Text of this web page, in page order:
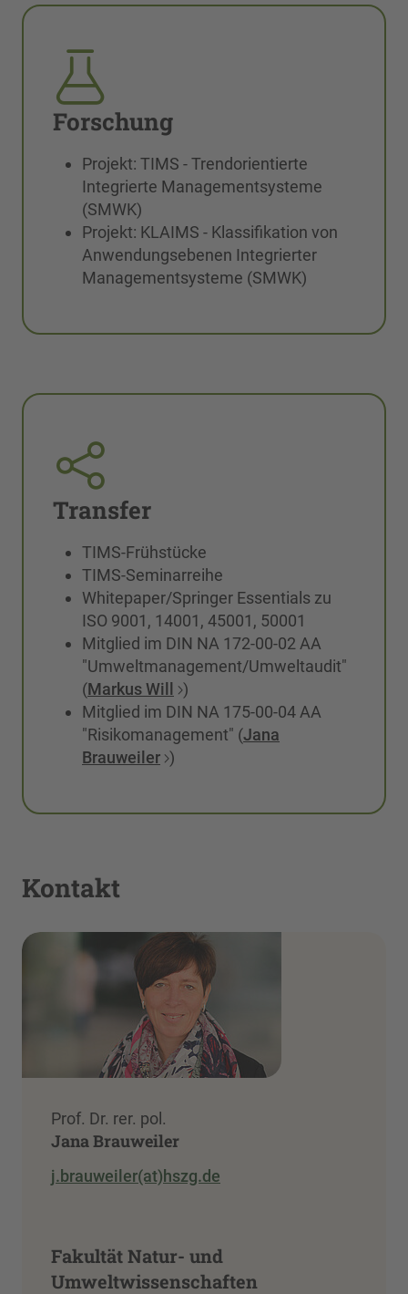
Forschung
Projekt: TIMS - Trendorientierte
Integrierte Managementsysteme
(SMWK)
Projekt: KLAIMS - Klassifikation von
Anwendungsebenen Integrierter
Managementsysteme (SMWK)
Transfer
TIMS-Frühstücke
TIMS-Seminarreihe
Whitepaper/Springer Essentials zu
ISO 9001, 14001, 45001, 50001
Mitglied im DIN NA 172-00-02 AA
"Umweltmanagement/Umweltaudit"
(Markus Will
)
Mitglied im DIN NA 175-00-04 AA
"Risikomanagement" (Jana
Brauweiler )
Kontakt
Prof. Dr. rer. pol.
Jana Brauweiler
j.brauweiler(at)hszg.de
Fakultät Natur- und
Umweltwissenschaften